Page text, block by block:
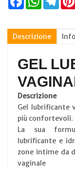
Descrizione
GEL
Descrizione
Gel lubrificante
più confortevoli.
La sua
lubrificante e
zone intime da
vaginale